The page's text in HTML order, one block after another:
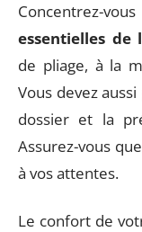
Concentrez-
essentielles de
de pliage, à la
Vous devez
dossier et la
Assurez-vous
à vos attentes.
Le confort de